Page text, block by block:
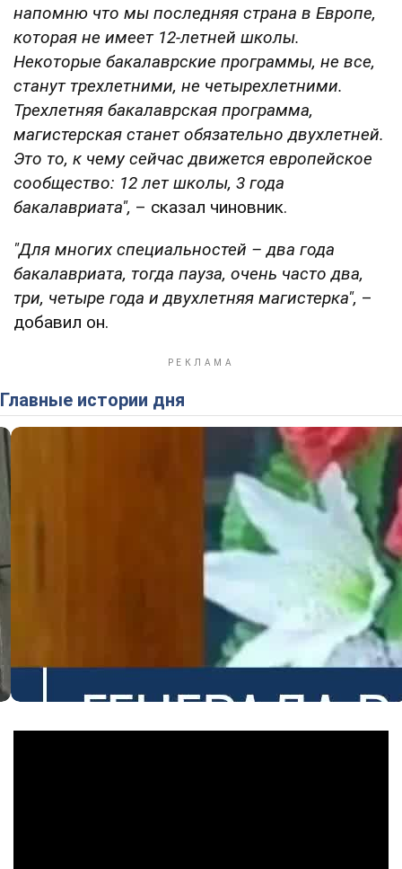
напомню что мы последняя страна в Европе,
которая не имеет 12-летней школы.
Некоторые бакалаврские программы, не все,
станут трехлетними, не четырехлетними.
Трехлетняя бакалаврская программа,
магистерская станет обязательно двухлетней.
Это то, к чему сейчас движется европейское
сообщество: 12 лет школы, 3 года
бакалавриата", – сказал чиновник.
"Для многих специальностей – два года
бакалавриата, тогда пауза, очень часто два,
три, четыре года и двухлетняя магистерка", –
добавил он.
Главные истории дня